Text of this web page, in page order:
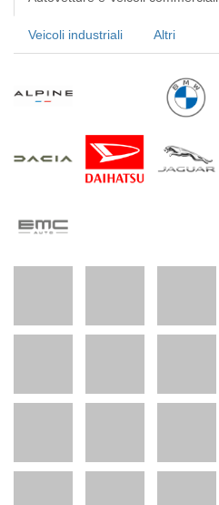
Veicoli industriali Altri